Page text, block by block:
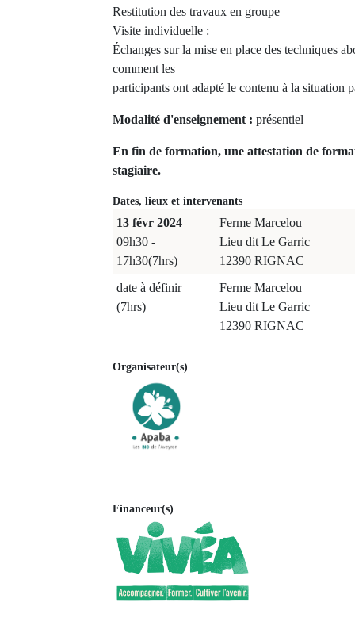
Restitution des travaux en groupe
Visite individuelle :
Échanges sur la mise en place des techniques
comment les
participants ont adapté le contenu à la situation
Modalité d'enseignement : présentiel
En fin de formation, une attestation de
stagiaire.
Dates, lieux et intervenants
13 févr 2024
09h30 -
17h30(7hrs)
Ferme Marcelou
Lieu dit Le Garric
12390 RIGNAC
date à définir
(7hrs)
Ferme Marcelou
Lieu dit Le Garric
12390 RIGNAC
Organisateur(s)
Financeur(s)